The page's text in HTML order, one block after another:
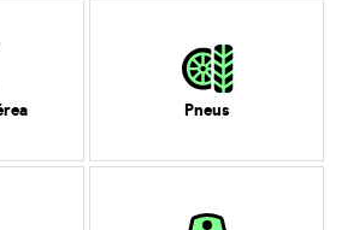
Pneus